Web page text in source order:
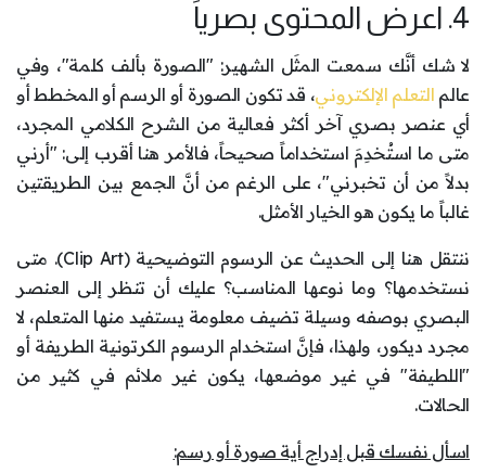
4. اعرض المحتوى بصرياً
لا شك أنَّك سمعت المثَل الشهير: "الصورة بألف كلمة"، وفي
عالم التعلم الإلكتروني، قد تكون الصورة أو الرسم أو المخطط أو
أي عنصر بصري آخر أكثر فعالية من الشرح الكلامي المجرد،
متى ما استُخدِمَ استخداماً صحيحاً، فالأمر هنا أقرب إلى: "أرني
بدلاً من أن تخبرني"، على الرغم من أنَّ الجمع بين الطريقتين
غالباً ما يكون هو الخيار الأمثل.
ننتقل هنا إلى الحديث عن الرسوم التوضيحية (Clip Art). متى
نستخدمها؟ وما نوعها المناسب؟ عليك أن تنظر إلى العنصر
البصري بوصفه وسيلة تضيف معلومة يستفيد منها المتعلم، لا
مجرد ديكور، ولهذا، فإنَّ استخدام الرسوم الكرتونية الطريفة أو
"اللطيفة" في غير موضعها، يكون غير ملائم في كثير من
الحالات.
اسأل نفسك قبل إدراج أية صورة أو رسم: